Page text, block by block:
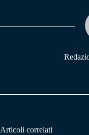
pp m
Articoli correlati